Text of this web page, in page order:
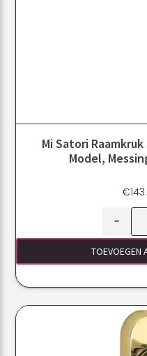
Mi Satori
Model,
€
-
TOEVOEGEN